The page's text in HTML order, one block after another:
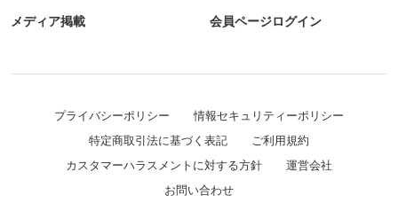
メディア掲載 会員ページログイン
プライバシーポリシー
情報セキュリティーポリシー
特定商取引法に基づく表記
ご利用規約
カスタマーハラスメントに対する方針
運営会社
お問い合わせ